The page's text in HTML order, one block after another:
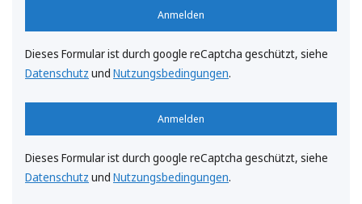
Anmelden
Dieses Formular ist durch google reCaptcha geschützt, siehe
Datenschutz und Nutzungsbedingungen.
Anmelden
Dieses Formular ist durch google reCaptcha geschützt, siehe
Datenschutz und Nutzungsbedingungen.